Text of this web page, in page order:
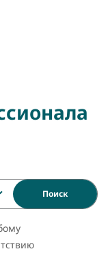
Поиск